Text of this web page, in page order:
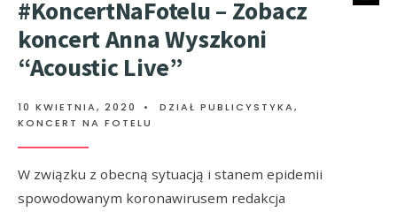
#KoncertNaFotelu – Zobacz
koncert Anna Wyszkoni
“Acoustic Live”
10 KWIETNIA, 2020 • DZIAŁ PUBLICYSTYKA,
KONCERT NA FOTELU
W związku z obecną sytuacją i stanem epidemii
spowodowanym koronawirusem redakcja